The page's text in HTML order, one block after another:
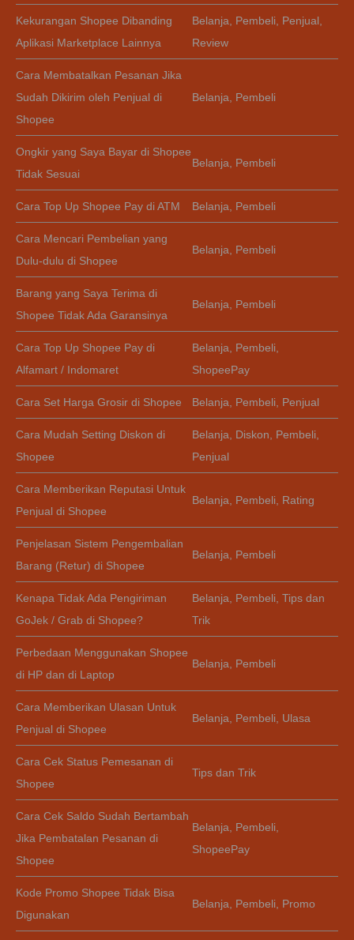
Kekurangan Shopee Dibanding
Aplikasi Marketplace Lainnya
Belanja, Pembeli, Penjual,
Review
Cara Membatalkan Pesanan Jika
Sudah Dikirim oleh Penjual di
Shopee
Belanja, Pembeli
Ongkir yang Saya Bayar di Shopee
Tidak Sesuai
Belanja, Pembeli
Cara Top Up Shopee Pay di ATM Belanja, Pembeli
Cara Mencari Pembelian yang
Dulu-dulu di Shopee
Belanja, Pembeli
Barang yang Saya Terima di
Shopee Tidak Ada Garansinya
Belanja, Pembeli
Cara Top Up Shopee Pay di
Alfamart / Indomaret
Belanja, Pembeli,
ShopeePay
Cara Set Harga Grosir di Shopee Belanja, Pembeli, Penjual
Cara Mudah Setting Diskon di
Shopee
Belanja, Diskon, Pembeli,
Penjual
Cara Memberikan Reputasi Untuk
Penjual di Shopee
Belanja, Pembeli, Rating
Penjelasan Sistem Pengembalian
Barang (Retur) di Shopee
Belanja, Pembeli
Kenapa Tidak Ada Pengiriman
GoJek / Grab di Shopee?
Belanja, Pembeli, Tips dan
Trik
Perbedaan Menggunakan Shopee
di HP dan di Laptop
Belanja, Pembeli
Cara Memberikan Ulasan Untuk
Penjual di Shopee
Belanja, Pembeli, Ulasa
Cara Cek Status Pemesanan di
Shopee
Tips dan Trik
Cara Cek Saldo Sudah Bertambah
Jika Pembatalan Pesanan di
Shopee
Belanja, Pembeli,
ShopeePay
Kode Promo Shopee Tidak Bisa
Digunakan
Belanja, Pembeli, Promo